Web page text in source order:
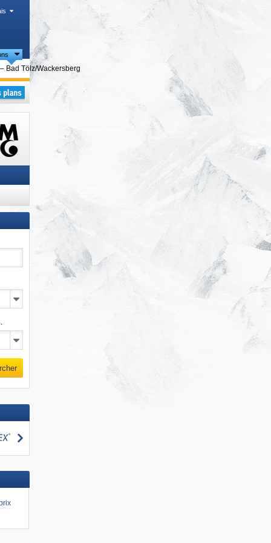
Bad Tölz/​Wackersberg
,
Rechercher